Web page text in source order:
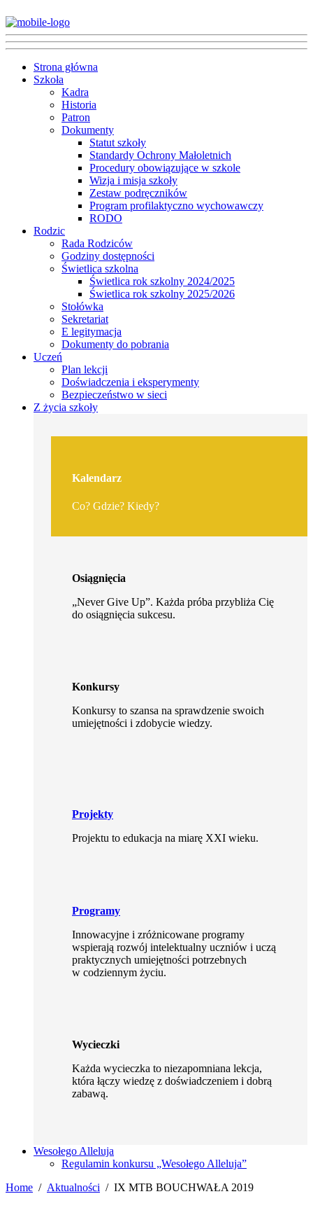
Strona główna
Szkoła
Kadra
Historia
Patron
Dokumenty
Statut szkoły
Standardy Ochrony Małoletnich
Procedury obowiązujące w szkole
Wizja i misja szkoły
Zestaw podręczników
Program profilaktyczno wychowawczy
RODO
Rodzic
Rada Rodziców
Godziny dostępności
Świetlica szkolna
Świetlica rok szkolny 2024/2025
Świetlica rok szkolny 2025/2026
Stołówka
Sekretariat
E legitymacja
Dokumenty do pobrania
Uczeń
Plan lekcji
Doświadczenia i eksperymenty
Bezpieczeństwo w sieci
Z życia szkoły
Kalendarz
Co? Gdzie? Kiedy?
Osiągnięcia
„Never Give Up”. Każda próba przybliża Cię
do osiągnięcia sukcesu.
Konkursy
Konkursy to szansa na sprawdzenie swoich
umiejętności i zdobycie wiedzy.
Projekty
Projektu to edukacja na miarę XXI wieku.
Programy
Innowacyjne i zróżnicowane programy
wspierają rozwój intelektualny uczniów i uczą
praktycznych umiejętności potrzebnych
w codziennym życiu.
Wycieczki
Każda wycieczka to niezapomniana lekcja,
która łączy wiedzę z doświadczeniem i dobrą
zabawą.
Wesołego Alleluja
Regulamin konkursu „Wesołego Alleluja”
Home
Aktualności IX MTB BOUCHWAŁA 2019